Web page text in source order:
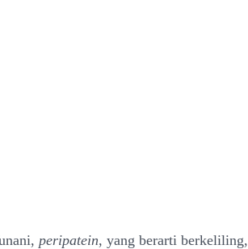
peripatein, yang berarti berkeliling,